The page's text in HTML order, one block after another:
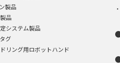
製品
品
システム製品
グ
リング用ロボットハンド